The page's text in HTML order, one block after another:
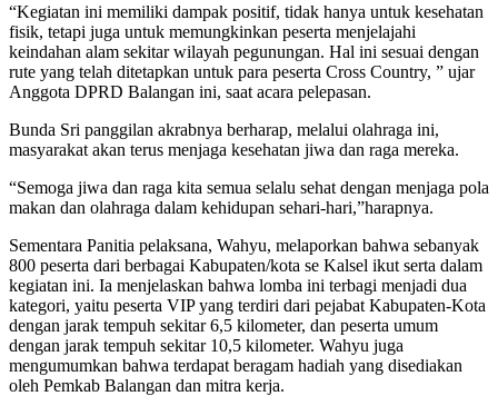
“Kegiatan ini memiliki dampak positif, tidak hanya untuk kesehatan
fisik, tetapi juga untuk memungkinkan peserta menjelajahi
keindahan alam sekitar wilayah pegunungan. Hal ini sesuai dengan
rute yang telah ditetapkan untuk para peserta Cross Country, ” ujar
Anggota DPRD Balangan ini, saat acara pelepasan.
Bunda Sri panggilan akrabnya berharap, melalui olahraga ini,
masyarakat akan terus menjaga kesehatan jiwa dan raga mereka.
“Semoga jiwa dan raga kita semua selalu sehat dengan menjaga pola
makan dan olahraga dalam kehidupan sehari-hari,”harapnya.
Sementara Panitia pelaksana, Wahyu, melaporkan bahwa sebanyak
800 peserta dari berbagai Kabupaten/kota se Kalsel ikut serta dalam
kegiatan ini. Ia menjelaskan bahwa lomba ini terbagi menjadi dua
kategori, yaitu peserta VIP yang terdiri dari pejabat Kabupaten-Kota
dengan jarak tempuh sekitar 6,5 kilometer, dan peserta umum
dengan jarak tempuh sekitar 10,5 kilometer. Wahyu juga
mengumumkan bahwa terdapat beragam hadiah yang disediakan
oleh Pemkab Balangan dan mitra kerja.